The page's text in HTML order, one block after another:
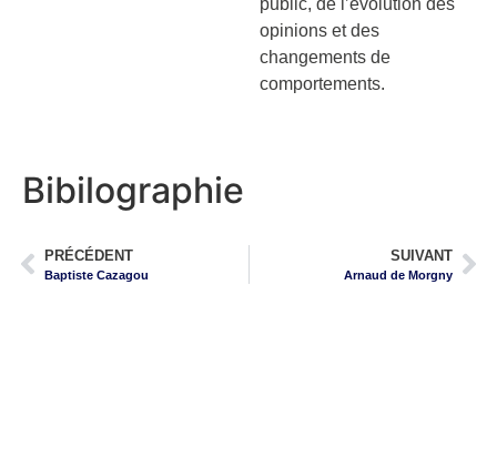
public, de l’évolution des
opinions et des
changements de
comportements.
Bibilographie
PRÉCÉDENT
Baptiste Cazagou
SUIVANT
Arnaud de Morgny